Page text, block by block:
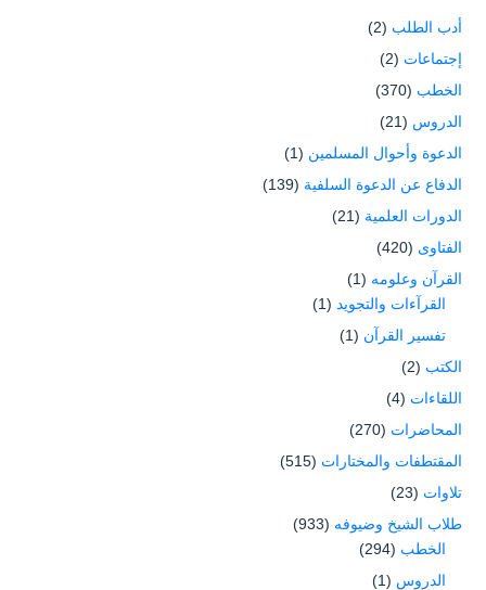
أدب الطلب (2)
إجتماعات (2)
الخطب (370)
الدروس (21)
الدعوة وأحوال المسلمين (1)
الدفاع عن الدعوة السلفية (139)
الدورات العلمية (21)
الفتاوى (420)
القرآن وعلومه (1)
القرآءات والتجويد (1)
تفسير القرآن (1)
الكتب (2)
اللقاءات (4)
المحاضرات (270)
المقتطفات والمختارات (515)
تلاوات (23)
طلاب الشيخ وضيوفه (933)
الخطب (294)
الدروس (1)